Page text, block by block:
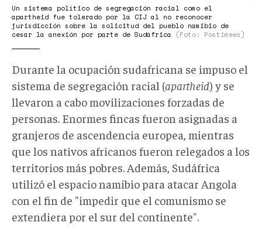
Un sistema político de segregación racial como el
apartheid fue tolerado por la CIJ al no reconocer
jurisdicción sobre la solicitud del pueblo namibio de
cesar la anexión por parte de Sudáfrica
(Foto: Postimees)
Durante la ocupación sudafricana se impuso el
sistema de segregación racial (apartheid) y se
llevaron a cabo movilizaciones forzadas de
personas. Enormes fincas fueron asignadas a
granjeros de ascendencia europea, mientras
que los nativos africanos fueron relegados a los
territorios más pobres. Además, Sudáfrica
utilizó el espacio namibio para atacar Angola
con el fin de "impedir que el comunismo se
extendiera por el sur del continente".